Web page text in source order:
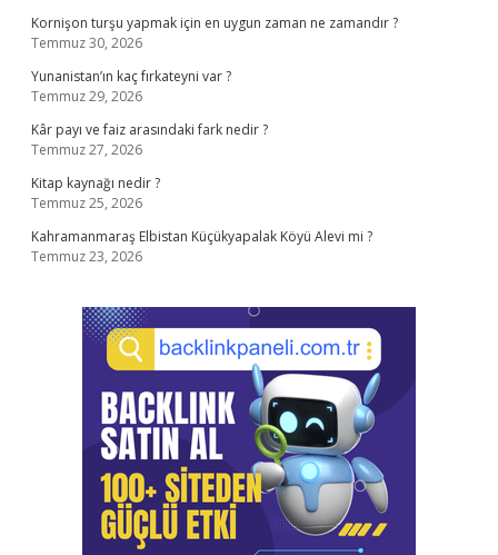
Kornişon turşu yapmak için en uygun zaman ne zamandır ?
Temmuz 30, 2026
Yunanistan’ın kaç fırkateyni var ?
Temmuz 29, 2026
Kâr payı ve faiz arasındaki fark nedir ?
Temmuz 27, 2026
Kitap kaynağı nedir ?
Temmuz 25, 2026
Kahramanmaraş Elbistan Küçükyapalak Köyü Alevi mi ?
Temmuz 23, 2026